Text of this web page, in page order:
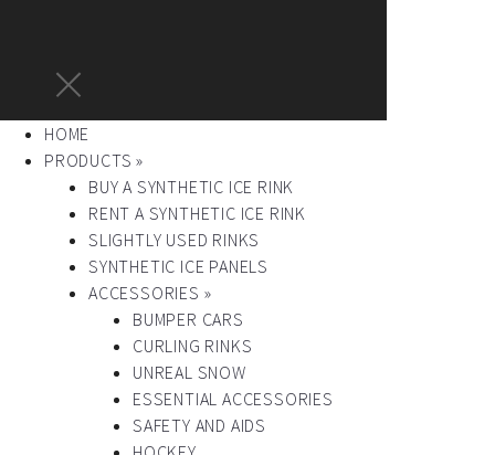
HOME
PRODUCTS »
BUY A SYNTHETIC ICE RINK
RENT A SYNTHETIC ICE RINK
SLIGHTLY USED RINKS
SYNTHETIC ICE PANELS
ACCESSORIES »
BUMPER CARS
CURLING RINKS
UNREAL SNOW
ESSENTIAL ACCESSORIES
SAFETY AND AIDS